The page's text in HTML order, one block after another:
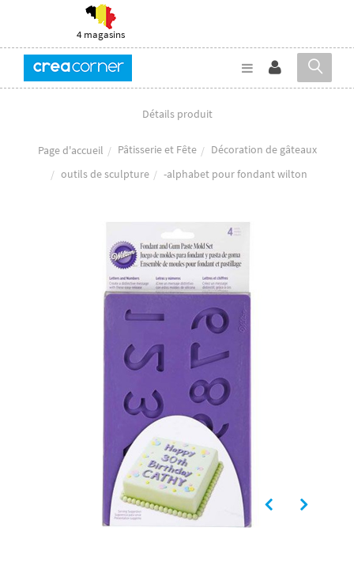
4 magasins
Détails produit
Page d'accueil Pâtisserie et Fête
Décoration de gâteaux
outils de sculpture
-alphabet pour fondant wilton